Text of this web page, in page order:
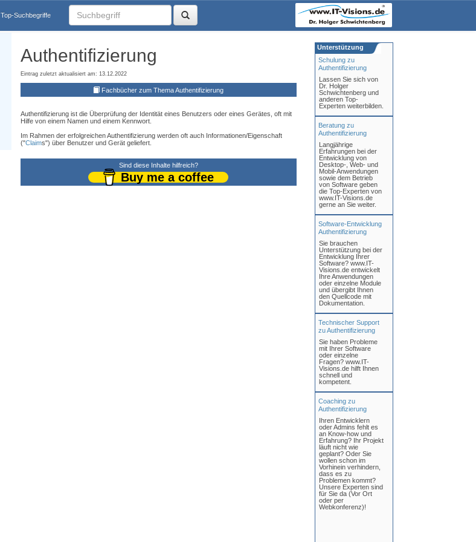
Top-Suchbegriffe
Authentifizierung
Eintrag zuletzt aktualisiert am: 13.12.2022
Fachbücher zum Thema Authentifizierung
Authentifizierung ist die Überprüfung der Identität eines Benutzers oder eines Gerätes, oft mit
Hilfe von einem Namen und einem Kennwort.
Im Rahmen der erfolgreichen Authentifizierung werden oft auch Informationen/Eigenschaft
("Claims") über Benutzer und Gerät geliefert.
Sind diese Inhalte hilfreich?
Buy me a coffee
Schulung zu
Authentifizierung
Lassen Sie sich von
Dr. Holger
Schwichtenberg und
anderen Top-
Experten weiterbilden.
Beratung zu
Authentifizierung
Langjährige
Erfahrungen bei der
Entwicklung von
Desktop-, Web- und
Mobil-Anwendungen
sowie dem Betrieb
von Software geben
die Top-Experten von
www.IT-Visions.de
gerne an Sie weiter.
Software-Entwicklung
Authentifizierung
Sie brauchen
Unterstützung bei der
Entwicklung Ihrer
Software? www.IT-
Visions.de entwickelt
Ihre Anwendungen
oder einzelne Module
und übergibt Ihnen
den Quellcode mit
Dokumentation.
Technischer Support
zu Authentifizierung
Sie haben Probleme
mit Ihrer Software
oder einzelne
Fragen? www.IT-
Visions.de hilft Ihnen
schnell und
kompetent.
Coaching zu
Authentifizierung
Ihren Entwicklern
oder Admins fehlt es
an Know-how und
Erfahrung? Ihr Projekt
läuft nicht wie
geplant? Oder Sie
wollen schon im
Vorhinein verhindern,
dass es zu
Problemen kommt?
Unsere Experten sind
für Sie da (Vor Ort
oder per
Webkonferenz)!
Unterstützung